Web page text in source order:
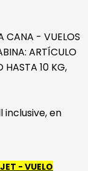
- VUELOS
ARTÍCULO
10 KG,
en
- VUELO